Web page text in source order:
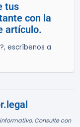
tus
con la
artículo.
escríbenos a
Consulte con